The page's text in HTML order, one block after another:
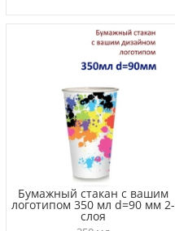
Бумажный стакан с вашим
логотипом 350 мл d=90 мм 2-
слоя